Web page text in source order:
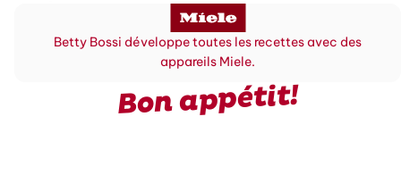
Betty Bossi développe toutes les recettes avec des
appareils Miele.
Bon appétit!